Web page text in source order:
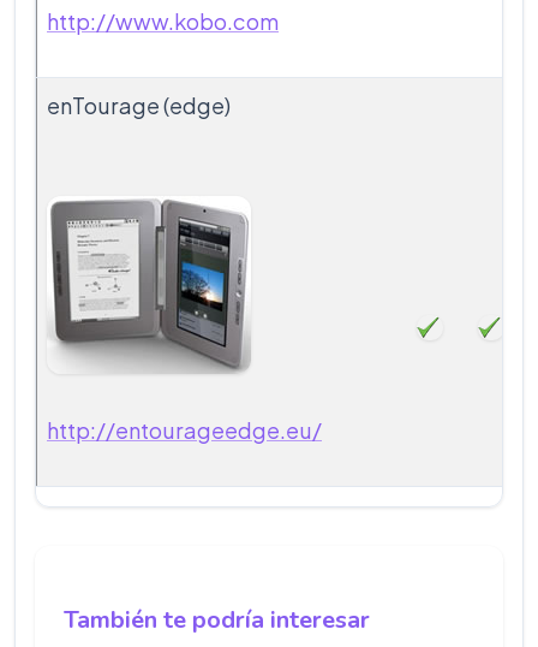
http://www.kobo.com
enTourage (edge)
http://entourageedge.eu/
También te podría interesar